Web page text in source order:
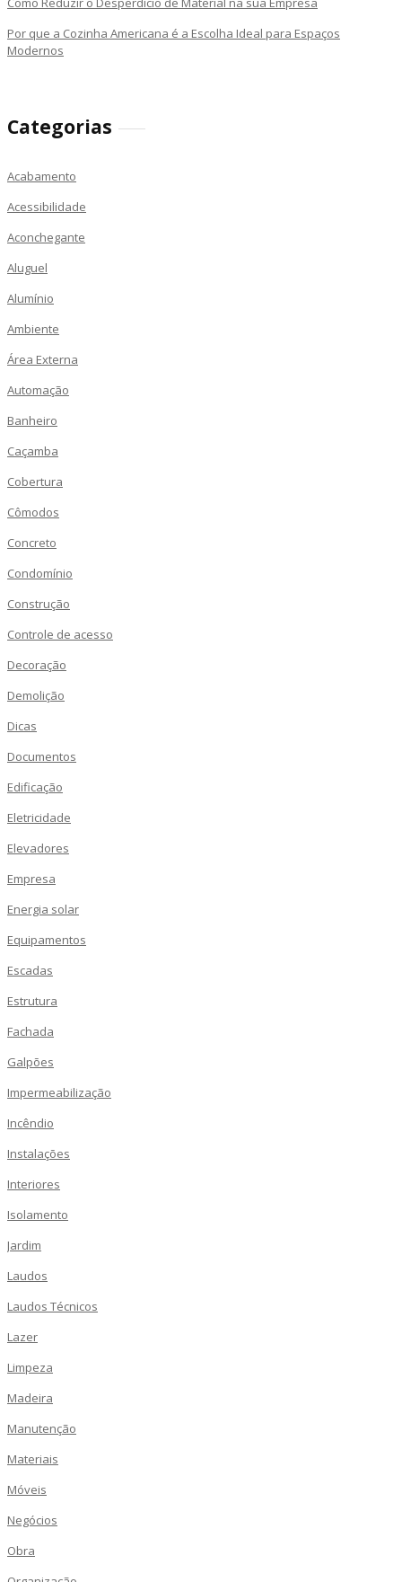
Por que a Cozinha Americana é a Escolha Ideal para Espaços
Modernos
Categorias
Acabamento
Acessibilidade
Aconchegante
Aluguel
Alumínio
Ambiente
Área Externa
Automação
Banheiro
Caçamba
Cobertura
Cômodos
Concreto
Condomínio
Construção
Controle de acesso
Decoração
Demolição
Dicas
Documentos
Edificação
Eletricidade
Elevadores
Empresa
Energia solar
Equipamentos
Escadas
Estrutura
Fachada
Galpões
Impermeabilização
Incêndio
Instalações
Interiores
Isolamento
Jardim
Laudos
Laudos Técnicos
Lazer
Limpeza
Madeira
Manutenção
Materiais
Móveis
Negócios
Obra